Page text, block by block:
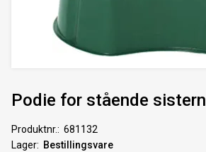
Podie for stående
Produktnr.
681132
Lager
Bestillingsvare